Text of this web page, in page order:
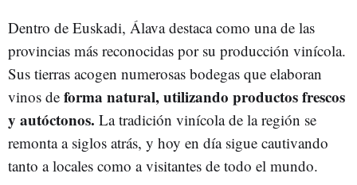
Dentro de Euskadi, Álava destaca como una de las
provincias más reconocidas por su producción vinícola.
Sus tierras acogen numerosas bodegas que elaboran
vinos de forma natural, utilizando productos frescos
y autóctonos. La tradición vinícola de la región se
remonta a siglos atrás, y hoy en día sigue cautivando
tanto a locales como a visitantes de todo el mundo.